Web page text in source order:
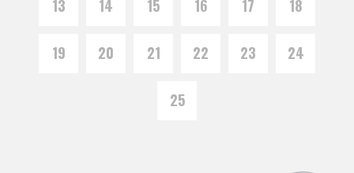
13 14 15 16 17 18
19 20 21 22 23 24
25